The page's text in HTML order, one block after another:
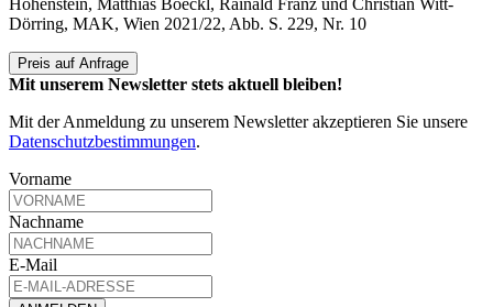
Dörring, MAK, Wien 2021/22, Abb. S. 229, Nr. 10
Preis auf Anfrage
Mit unserem Newsletter stets aktuell bleiben!
Mit der Anmeldung zu unserem Newsletter akzeptieren Sie unsere
Datenschutzbestimmungen.
Vorname
Nachname
E-Mail